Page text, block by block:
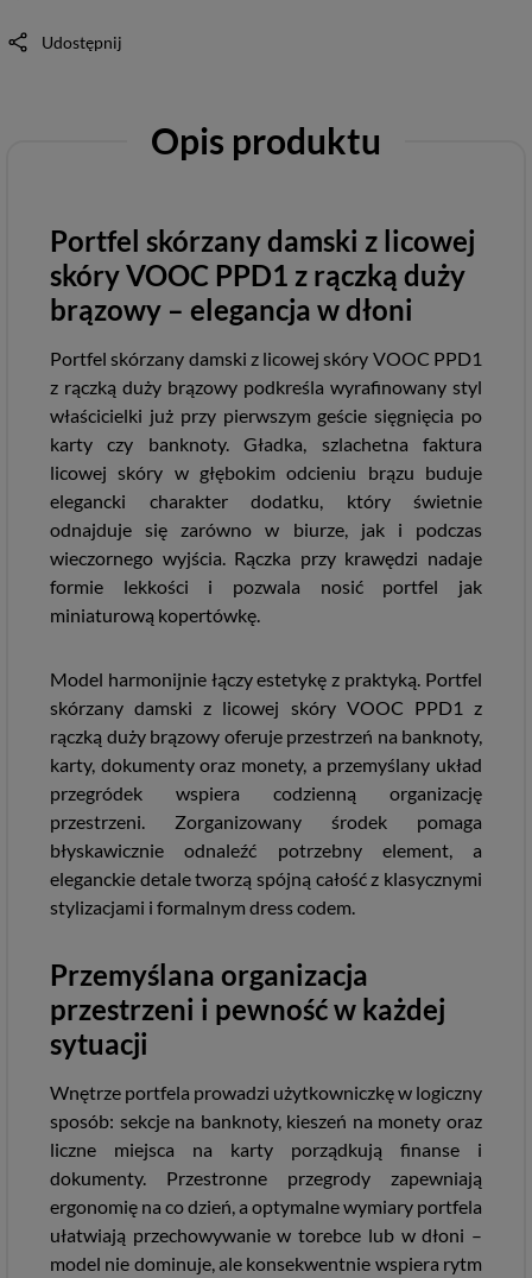
Udostępnij
Opis produktu
Portfel skórzany damski z licowej
skóry VOOC PPD1 z rączką duży
brązowy – elegancja w dłoni
Portfel skórzany damski z licowej skóry VOOC PPD1
z rączką duży brązowy podkreśla wyrafinowany styl
właścicielki już przy pierwszym geście sięgnięcia po
karty czy banknoty. Gładka, szlachetna faktura
licowej skóry w głębokim odcieniu brązu buduje
elegancki charakter dodatku, który świetnie
odnajduje się zarówno w biurze, jak i podczas
wieczornego wyjścia. Rączka przy krawędzi nadaje
formie lekkości i pozwala nosić portfel jak
miniaturową kopertówkę.
Model harmonijnie łączy estetykę z praktyką. Portfel
skórzany damski z licowej skóry VOOC PPD1 z
rączką duży brązowy oferuje przestrzeń na banknoty,
karty, dokumenty oraz monety, a przemyślany układ
przegródek wspiera codzienną organizację
przestrzeni. Zorganizowany środek pomaga
błyskawicznie odnaleźć potrzebny element, a
eleganckie detale tworzą spójną całość z klasycznymi
stylizacjami i formalnym dress codem.
Przemyślana organizacja
przestrzeni i pewność w każdej
sytuacji
Wnętrze portfela prowadzi użytkowniczkę w logiczny
sposób: sekcje na banknoty, kieszeń na monety oraz
liczne miejsca na karty porządkują finanse i
dokumenty. Przestronne przegrody zapewniają
ergonomię na co dzień, a optymalne wymiary portfela
ułatwiają przechowywanie w torebce lub w dłoni –
model nie dominuje, ale konsekwentnie wspiera rytm